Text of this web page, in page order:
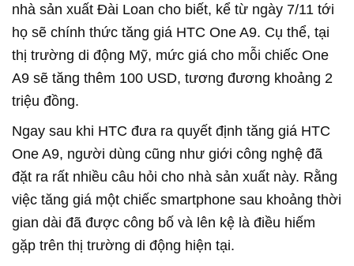
nhà sản xuất Đài Loan cho biết, kể từ ngày 7/11 tới
họ sẽ chính thức tăng giá HTC One A9. Cụ thể, tại
thị trường di động Mỹ, mức giá cho mỗi chiếc One
A9 sẽ tăng thêm 100 USD, tương đương khoảng 2
triệu đồng.
Ngay sau khi HTC đưa ra quyết định tăng giá HTC
One A9, người dùng cũng như giới công nghệ đã
đặt ra rất nhiều câu hỏi cho nhà sản xuất này. Rằng
việc tăng giá một chiếc smartphone sau khoảng thời
gian dài đã được công bố và lên kệ là điều hiếm
gặp trên thị trường di động hiện tại.